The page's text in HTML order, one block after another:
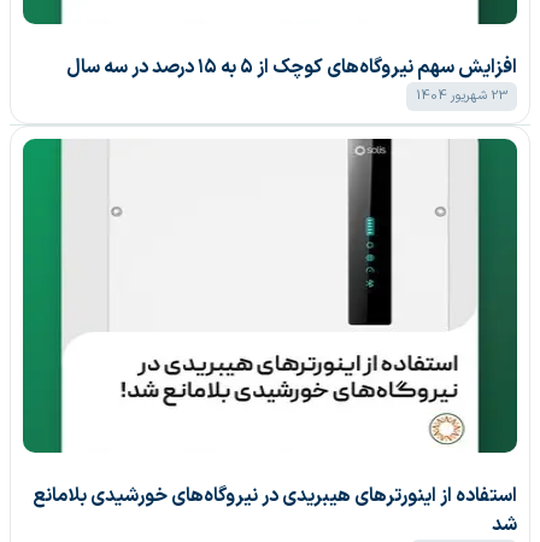
افزایش سهم نیروگاه‌های کوچک از ۵ به ۱۵ درصد در سه سال
23 شهریور 1404
استفاده از اینورترهای هیبریدی در نیروگاه‌های خورشیدی بلامانع
شد